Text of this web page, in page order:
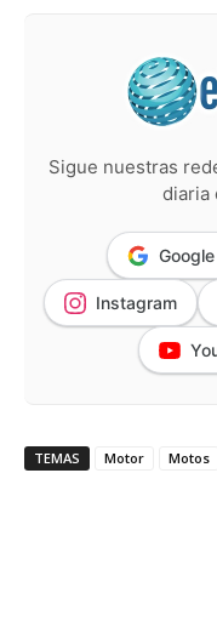
Sigue nuestras
diaria
Instagram
TEMAS Motor Motos